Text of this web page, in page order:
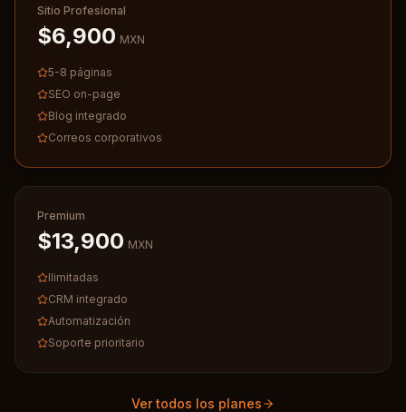
Sitio Profesional
$6,900 MXN
5-8 páginas
SEO on-page
Blog integrado
Correos corporativos
Premium
$13,900 MXN
Ilimitadas
CRM integrado
Automatización
Soporte prioritario
Ver todos los planes